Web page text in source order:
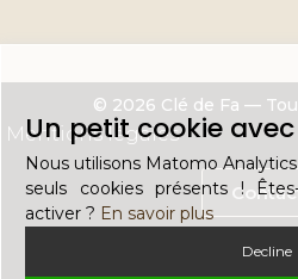
© 2026 Clé de Fa —
Mentions légales
Un petit cookie
Nous utilisons Matomo
seuls cookies présents !
activer ? En savoir plus
Decline